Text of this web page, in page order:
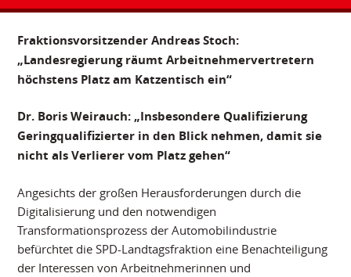
Fraktionsvorsitzender Andreas Stoch:
„Landesregierung räumt Arbeitnehmervertretern
höchstens Platz am Katzentisch ein“
Dr. Boris Weirauch: „Insbesondere Qualifizierung
Geringqualifizierter in den Blick nehmen, damit sie
nicht als Verlierer vom Platz gehen“
Angesichts der großen Herausforderungen durch die
Digitalisierung und den notwendigen
Transformationsprozess der Automobilindustrie
befürchtet die SPD-Landtagsfraktion eine Benachteiligung
der Interessen von Arbeitnehmerinnen und